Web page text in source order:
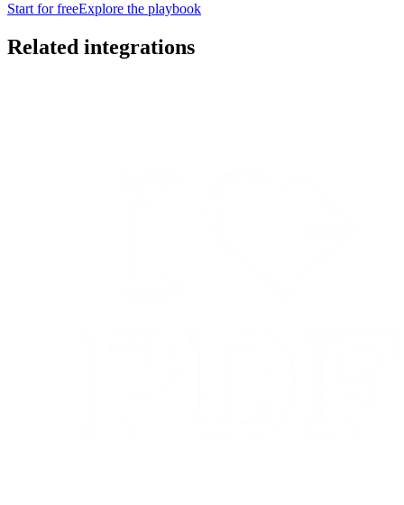
Start for freeExplore the playbook
Related integrations